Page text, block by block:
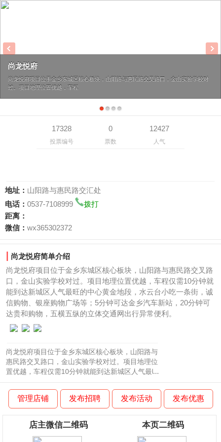
尚龙悦府
尚龙悦府项目位于金乡东城区核心板块，山阳路与惠民路交叉路口，金山实验学校对
过。项目地理位置优越，车程
17328 0 12427
投票编号 票数 人气
地址： 山阳路与惠民路交汇处
电话： 0537-7108999
拨打
距离：
微信： wx365302372
尚龙悦府简单介绍
尚龙悦府项目位于金乡东城区核心板块，山阳路与惠民路交叉路
口，金山实验学校对过。项目地理位置优越，车程仅需10分钟就
能到达新城区人气最旺的中心黄金地段，水云台小吃一条街，诚
信购物、银座购物广场等；5分钟可达金乡汽车新站，20分钟可
达贵和购物，五横五纵的立体交通网出行异常便利。
...
尚龙悦府项目位于金乡东城区核心板块，山阳路与
惠民路交叉路口，金山实验学校对过。项目地理位
置优越，车程仅需10分钟就能到达新城区人气最旺
的中心黄金地段，水云台小吃一条街，诚信购物、
银座购物广场等；5 分钟可达金乡汽车新站，20分
钟可达贵和购物，五横五纵的立体交通网出行异常
便利。 项目占地约170亩分2期开发，共规划1896
套户，项目一期建筑面积约10万平方米，二期建筑
面积约13万平方米，容积率为2.2，绿化率35%。
管理店铺 发布招聘 发布活动 发布优惠
店主微信二维码 本页二维码